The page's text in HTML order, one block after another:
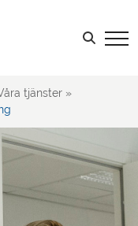
Sök efter:
tjänster »